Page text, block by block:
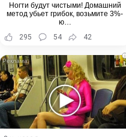
Ногти будут чистыми! Домашний
метод убьет грибок, возьмите 3%-
ю…
295
54 42
i